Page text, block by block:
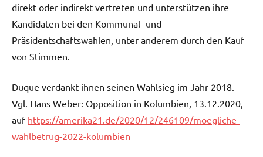
direkt oder indirekt vertreten und unterstützen ihre
Kandidaten bei den Kommunal- und
Präsidentschaftswahlen, unter anderem durch den Kauf
von Stimmen.
Duque verdankt ihnen seinen Wahlsieg im Jahr 2018.
Vgl. Hans Weber: Opposition in Kolumbien, 13.12.2020,
auf https://amerika21.de/2020/12/246109/moegliche-
wahlbetrug-2022-kolumbien